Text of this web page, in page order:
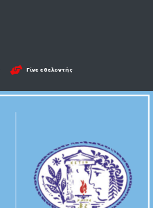
Γίνε εθελοντής